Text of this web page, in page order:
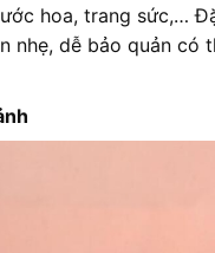
hoa, trang sức,…
nhẹ, dễ bảo quản có